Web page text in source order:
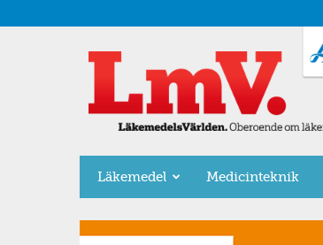
LäkemedelsVärlden
Läkemedel Medicinteknik